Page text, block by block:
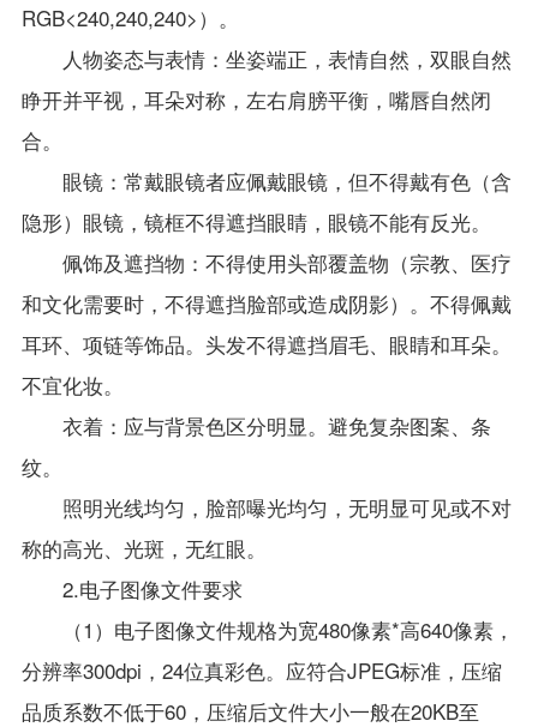
RGB<240,240,240>）。
人物姿态与表情：坐姿端正，表情自然，双眼自然
睁开并平视，耳朵对称，左右肩膀平衡，嘴唇自然闭
合。
眼镜：常戴眼镜者应佩戴眼镜，但不得戴有色（含
隐形）眼镜，镜框不得遮挡眼睛，眼镜不能有反光。
佩饰及遮挡物：不得使用头部覆盖物（宗教、医疗
和文化需要时，不得遮挡脸部或造成阴影）。不得佩戴
耳环、项链等饰品。头发不得遮挡眉毛、眼睛和耳朵。
不宜化妆。
衣着：应与背景色区分明显。避免复杂图案、条
纹。
照明光线均匀，脸部曝光均匀，无明显可见或不对
称的高光、光斑，无红眼。
2.电子图像文件要求
（1 ）电子图像文件规格为宽480像素*高640像素，
分辨率300dpi ， 24位真彩色。应符合JPEG标准，压缩
品质系数不低于60，压缩后文件大小一般在20KB至